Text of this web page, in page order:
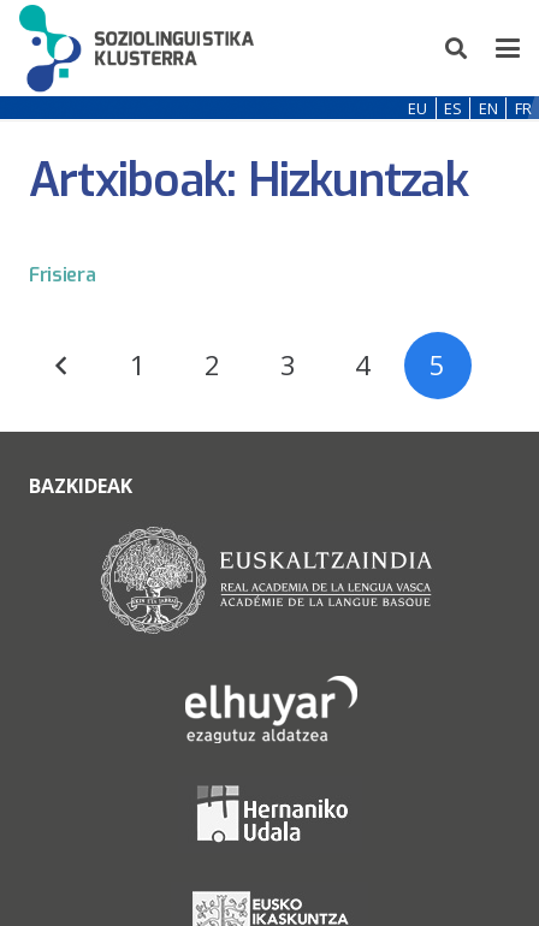
EU ES EN FR
Artxiboak: Hizkuntzak
Frisiera
1 2 3 4 5
BAZKIDEAK